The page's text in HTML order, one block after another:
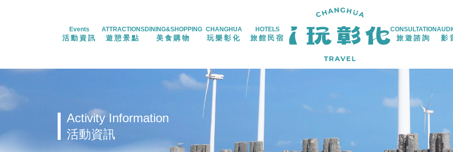
Events
活動資訊
ATTRACTIONS
遊憩景點
DINING&SHOPPING
美食購物
CHANGHUA
玩樂彰化
HOTELS
旅館民宿
CONSULTATION
旅遊諮詢 影
Activity Information
活動資訊